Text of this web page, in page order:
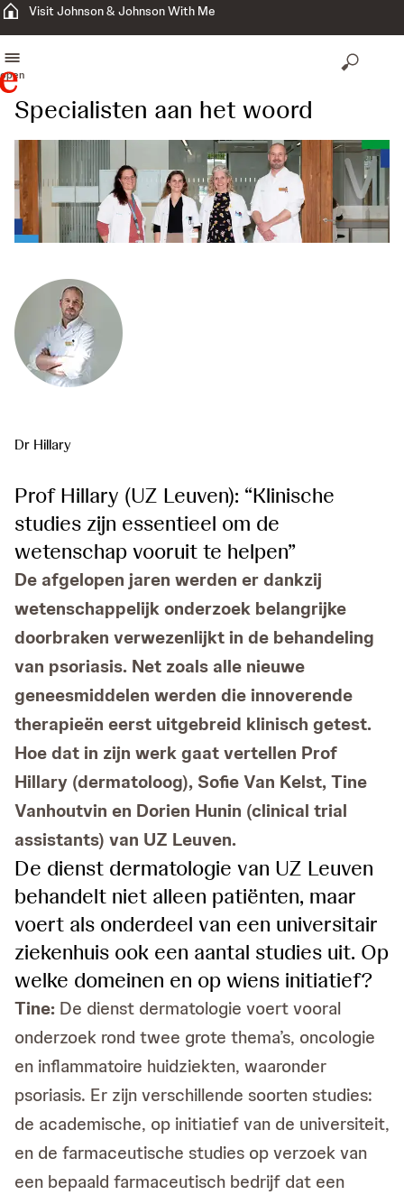
Visit Johnson & Johnson With Me
open
Specialisten aan het woord
Dr Hillary
Prof Hillary (UZ Leuven): “Klinische
studies zijn essentieel om de
wetenschap vooruit te helpen”
De afgelopen jaren werden er dankzij
wetenschappelijk onderzoek belangrijke
doorbraken verwezenlijkt in de behandeling
van psoriasis. Net zoals alle nieuwe
geneesmiddelen werden die innoverende
therapieën eerst uitgebreid klinisch getest.
Hoe dat in zijn werk gaat vertellen Prof
Hillary (dermatoloog), Sofie Van Kelst, Tine
Vanhoutvin en Dorien Hunin (clinical trial
assistants) van UZ Leuven.
De dienst dermatologie van UZ Leuven
behandelt niet alleen patiënten, maar
voert als onderdeel van een universitair
ziekenhuis ook een aantal studies uit. Op
welke domeinen en op wiens initiatief?
Tine: De dienst dermatologie voert vooral
onderzoek rond twee grote thema’s, oncologie
en inflammatoire huidziekten, waaronder
psoriasis. Er zijn verschillende soorten studies:
de academische, op initiatief van de universiteit,
en de farmaceutische studies op verzoek van
een bepaald farmaceutisch bedrijf dat een